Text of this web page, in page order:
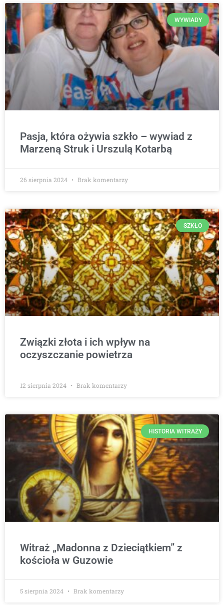
WYWIADY
Pasja, która ożywia szkło – wywiad z
Marzeną Struk i Urszulą Kotarbą
26 sierpnia 2024 Brak komentarzy
SZKŁO
Związki złota i ich wpływ na
oczyszczanie powietrza
12 sierpnia 2024 Brak komentarzy
HISTORIA WITRAŻY
Witraż „Madonna z Dzieciątkiem” z
kościoła w Guzowie
5 sierpnia 2024 Brak komentarzy